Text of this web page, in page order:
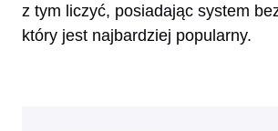
z tym liczyć, posiadając system
który jest najbardziej popularny.